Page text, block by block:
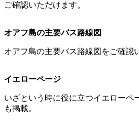
ご確認いただけます。
オアフ島の主要バス路線図
オアフ島の主要バス路線図をご確認
イエローページ
いざという時に役に立つイエローペ
も掲載。